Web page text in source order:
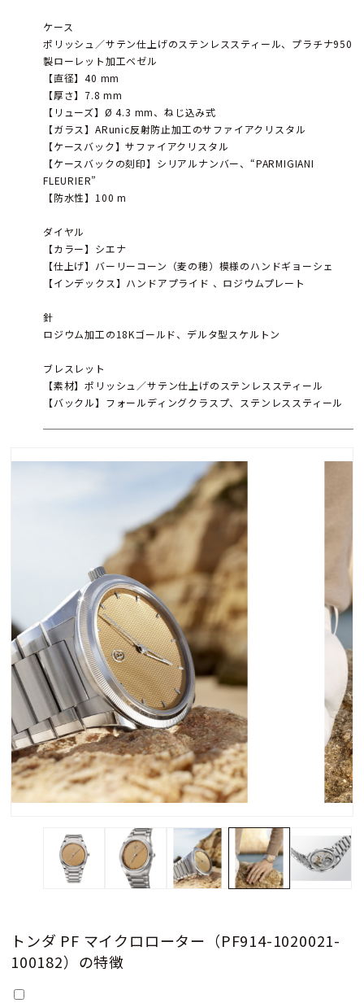
トンダ PF マイクロローター（PF914-1020021-
100182）の特徴
ケース
ポリッシュ／サテン仕上げのステンレススティール、プラチナ950
製ローレット加工ベゼル
【直径】40 mm
【厚さ】7.8 mm
【リューズ】Ø 4.3 mm、ねじ込み式
【ガラス】ARunic反射防止加工のサファイアクリスタル
【ケースバック】サファイアクリスタル
【ケースバックの刻印】シリアルナンバー、“PARMIGIANI
FLEURIER”
【防水性】100 m
ダイヤル
【カラー】シエナ
【仕上げ】バーリーコーン（麦の穂）模様のハンドギョーシェ
【インデックス】ハンドアプライド 、ロジウムプレート
針
ロジウム加工の18Kゴールド、デルタ型スケルトン
ブレスレット
【素材】ポリッシュ／サテン仕上げのステンレススティール
【バックル】フォールディングクラスプ、ステンレススティール